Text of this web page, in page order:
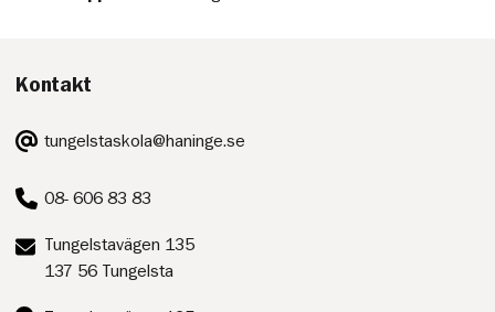
Kontakt
E-
post:
tungelstaskola@haninge.se
Telefon:
08- 606 83 83
Postadress:
Tungelstavägen 135
137 56 Tungelsta
Besöksadress: